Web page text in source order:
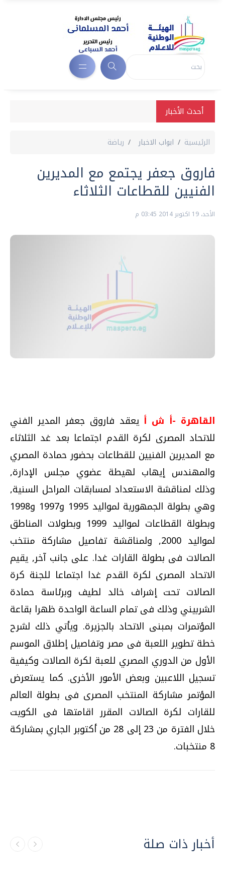
أحدث الأخبار
الرئيسية ابواب الاخبار رياضة
فاروق جعفر يجتمع مع المديرين
الفنيين للقطاعات الثلاثاء
الأحد، 19 اكتوبر 2014 03:45 م
القاهرة -أ ش أ يعقد فاروق جعفر المدير الفني
للاتحاد المصرى لكرة القدم اجتماعا بعد غد الثلاثاء
مع المديرين الفنيين للقطاعات بحضور حمادة المصري
والمهندس إيهاب لهيطة عضوي مجلس الإدارة,
وذلك لمناقشة الاستعداد لمسابقات المراحل السنية,
وهي بطولة الجمهورية لمواليد 1995 و1997 و1998
وبطولة القطاعات لمواليد 1999 وبطولات المناطق
لمواليد 2000, ولمناقشة تفاصيل مشاركة منتخب
الصالات فى بطولة القارات غدا. على جانب آخر, يقيم
الاتحاد المصرى لكرة القدم غدا اجتماعا للجنة كرة
الصالات تحت إشراف خالد لطيف وبرئاسة حمادة
الشربيني وذلك فى تمام الساعة الواحدة ظهرا بقاعة
المؤتمرات بمبنى الاتحاد بالجزيرة. ويأتي ذلك لشرح
خطة تطوير اللعبة فى مصر وتفاصيل إطلاق الموسم
الأول من الدوري المصري للعبة لكرة الصالات وكيفية
تسجيل اللاعبين وبعض الأمور الأخرى. كما يستعرض
المؤتمر مشاركة المنتخب المصرى فى بطولة العالم
للقارات لكرة الصالات المقرر اقامتها فى الكويت
خلال الفترة من 23 إلى 28 من أكتوبر الجاري بمشاركة
8 منتخبات.
أخبار ذات صلة